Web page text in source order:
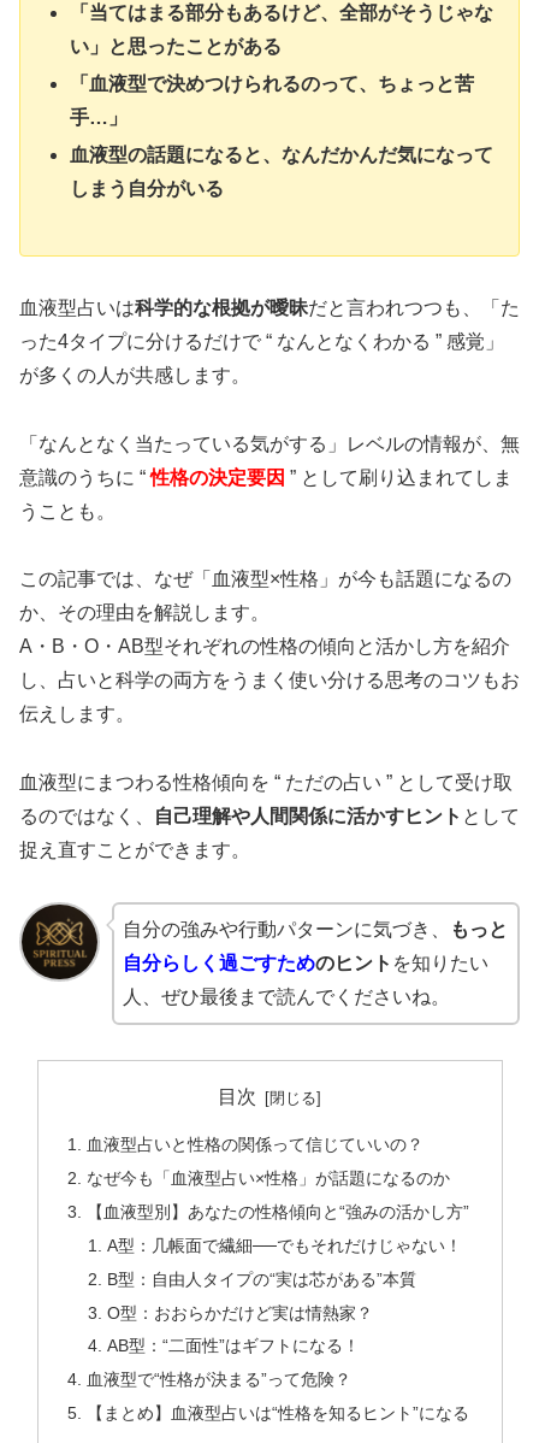
「当てはまる部分もあるけど、全部がそうじゃな
い」と思ったことがある
「血液型で決めつけられるのって、ちょっと苦
手…」
血液型の話題になると、なんだかんだ気になって
しまう自分がいる
血液型占いは科学的な根拠が曖昧だと言われつつも、「た
った4タイプに分けるだけで “ なんとなくわかる ” 感覚」
が多くの人が共感します。
「なんとなく当たっている気がする」レベルの情報が、無
意識のうちに “性格の決定要因 ” として刷り込まれてしま
うことも。
この記事では、なぜ「血液型×性格」が今も話題になるの
か、その理由を解説します。
A・B・O・AB型それぞれの性格の傾向と活かし方を紹介
し、占いと科学の両方をうまく使い分ける思考のコツもお
伝えします。
血液型にまつわる性格傾向を “ ただの占い ” として受け取
るのではなく、
自己理解や人間関係に活かすヒント として
捉え直すことができます。
自分の強みや行動パターンに気づき、
もっと
自分らしく過ごすためのヒント を知りたい
人、ぜひ最後まで読んでくださいね。
目次
血液型占いと性格の関係って信じていいの？
なぜ今も「血液型占い×性格」が話題になるのか
【血液型別】あなたの性格傾向と“強みの活かし方”
A型：几帳面で繊細──でもそれだけじゃない！
B型：自由人タイプの“実は芯がある”本質
O型：おおらかだけど実は情熱家？
AB型：“二面性”はギフトになる！
血液型で“性格が決まる”って危険？
【まとめ】血液型占いは“性格を知るヒント”になる